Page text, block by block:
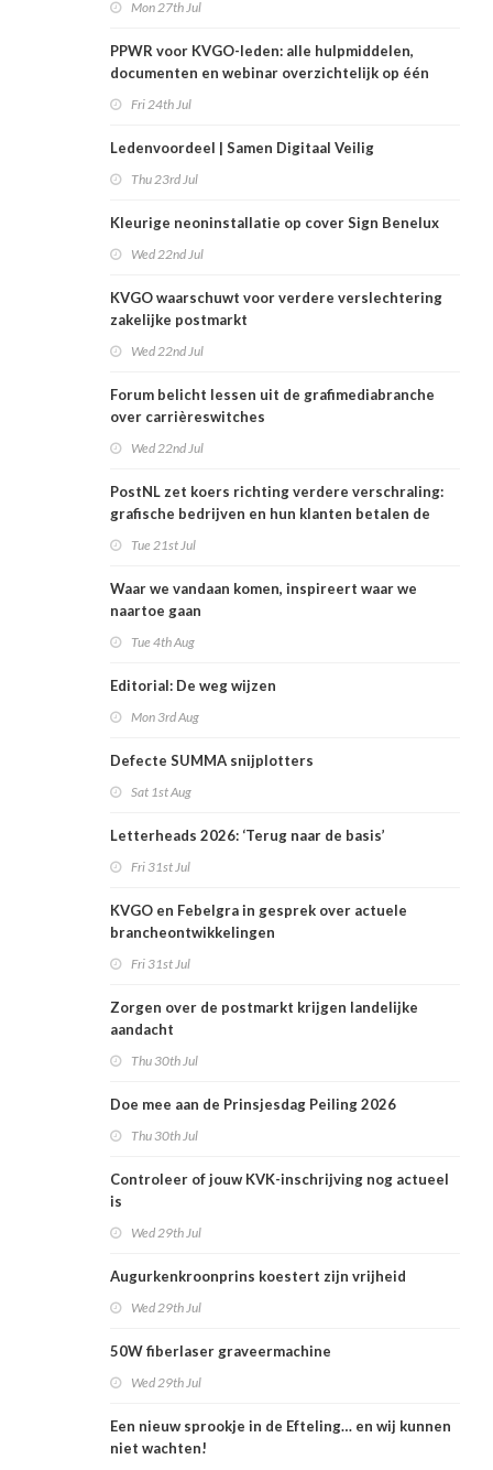
Mon 27th Jul
PPWR voor KVGO-leden: alle hulpmiddelen,
documenten en webinar overzichtelijk op één
Fri 24th Jul
Ledenvoordeel | Samen Digitaal Veilig
Thu 23rd Jul
Kleurige neoninstallatie op cover Sign Benelux
Wed 22nd Jul
KVGO waarschuwt voor verdere verslechtering
zakelijke postmarkt
Wed 22nd Jul
Forum belicht lessen uit de grafimediabranche
over carrièreswitches
Wed 22nd Jul
PostNL zet koers richting verdere verschraling:
grafische bedrijven en hun klanten betalen de
Tue 21st Jul
Waar we vandaan komen, inspireert waar we
naartoe gaan
Tue 4th Aug
Editorial: De weg wijzen
Mon 3rd Aug
Defecte SUMMA snijplotters
Sat 1st Aug
Letterheads 2026: ‘Terug naar de basis’
Fri 31st Jul
KVGO en Febelgra in gesprek over actuele
brancheontwikkelingen
Fri 31st Jul
Zorgen over de postmarkt krijgen landelijke
aandacht
Thu 30th Jul
Doe mee aan de Prinsjesdag Peiling 2026
Thu 30th Jul
Controleer of jouw KVK-inschrijving nog actueel
is
Wed 29th Jul
Augurkenkroonprins koestert zijn vrijheid
Wed 29th Jul
50W fiberlaser graveermachine
Wed 29th Jul
Een nieuw sprookje in de Efteling… en wij kunnen
niet wachten!